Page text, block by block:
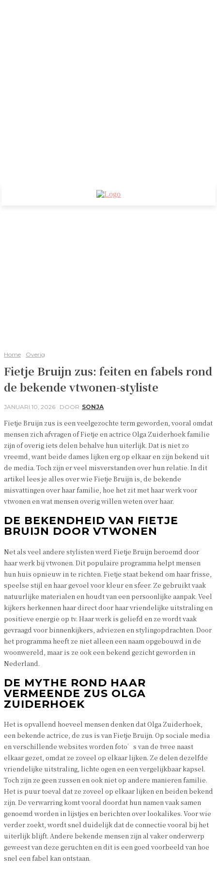
Home Overig
Fietje Bruijn zus: feiten en fabels rond
de bekende vtwonen-styliste
JANUARI 10, 2026 DOOR SONJA
Fietje Bruijn zus is een veelgezochte term geworden, vooral omdat
mensen zich afvragen of Fietje en actrice Olga Zuiderhoek familie
zijn of overig iets delen behalve hun uiterlijk. Dat is niet zo
vreemd, want beide dames lijken erg op elkaar en zijn bekend uit
de media. Toch zijn er veel misverstanden over hun relatie. In dit
artikel lees je alles over wie Fietje Bruijn is, de bekende
misvattingen over haar familie, hoe het zit met haar werk voor
vtwonen en wat mensen overig willen weten over haar.
DE BEKENDHEID VAN FIETJE
BRUIJN DOOR VTWONEN
Net als veel andere stylisten werd Fietje Bruijn beroemd door
haar werk bij vtwonen. Dit populaire programma helpt mensen
hun huis opnieuw in te richten. Fietje staat bekend om haar frisse,
speelse stijl en haar gevoel voor kleur en sfeer. Ze gebruikt vaak
natuurlijke materialen en houdt van een persoonlijke aanpak. Veel
kijkers herkennen haar direct door haar vriendelijke uitstraling en
positieve energie op tv. Haar werk is geliefd en ze wordt vaak
gevraagd voor binnenkijkers, adviezen en stylingopdrachten. Door
het programma heeft ze niet alleen een naam opgebouwd in de
woonwereld, maar is ze ook een bekend gezicht geworden in
Nederland.
DE MYTHE ROND HAAR
VERMEENDE ZUS OLGA
ZUIDERHOEK
Het is opvallend hoeveel mensen denken dat Olga Zuiderhoek,
een bekende actrice, de zus is van Fietje Bruijn. Op sociale media
en verschillende websites worden foto’s van de twee naast
elkaar gezet, omdat ze zoveel op elkaar lijken. Ze delen dezelfde
vriendelijke uitstraling, lichte ogen en een vergelijkbaar kapsel.
Toch zijn ze geen zussen en ook niet op andere manieren familie.
Het is puur toeval dat ze zoveel op elkaar lijken en beiden bekend
zijn. De verwarring komt vooral doordat hun namen vaak samen
genoemd worden in lijstjes en berichten over lookalikes. Voor wie
verder zoekt, wordt snel duidelijk dat de connectie vooral bij het
uiterlijk blijft. Andere bekende mensen zijn al vaker onderwerp
geweest van deze geruchten en dit is een goed voorbeeld van hoe
snel een fabel kan ontstaan.